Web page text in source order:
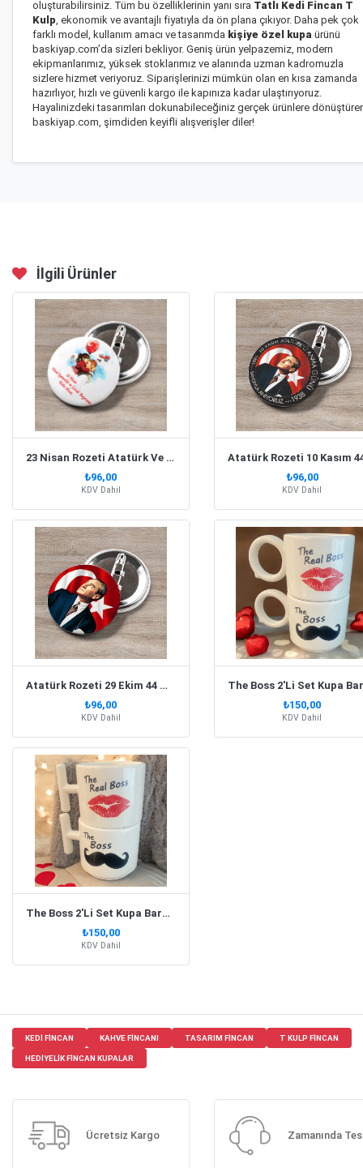
oluşturabilirsiniz. Tüm bu özelliklerinin yanı sıra Tatlı Kedi Fincan T
Kulp , ekonomik ve avantajlı fiyatıyla da ön plana çıkıyor. Daha pek çok
farklı model, kullanım amacı ve tasarımda kişiye özel kupa ürünü
baskiyap.com’da sizleri bekliyor. Geniş ürün yelpazemiz, modern
ekipmanlarımız, yüksek stoklarımız ve alanında uzman kadromuzla
sizlere hizmet veriyoruz. Siparişlerinizi mümkün olan en kısa zamanda
hazırlıyor, hızlı ve güvenli kargo ile kapınıza kadar ulaştırıyoruz.
Hayalinizdeki tasarımları dokunabileceğiniz gerçek ürünlere
baskiyap.com, şimdiden keyifli alışverişler diler!
İlgili Ürünler
23 Nisan Rozeti Atatürk Ve Çocuk 44 Mm 10 Adet
₺96,00
KDV Dahil
₺96,00
KDV Dahil
Atatürk Rozeti 29 Ekim 44 Mm 10 Adet
₺96,00
KDV Dahil
₺150,00
KDV Dahil
The Boss 2'Li Set Kupa Bardak T Kulp
₺150,00
KDV Dahil
KEDI FINCAN KAHVE FINCANI TASARIM FINCAN T KULP FINCAN
HEDIYELIK FINCAN KUPALAR
Ücretsiz Kargo Zamanında